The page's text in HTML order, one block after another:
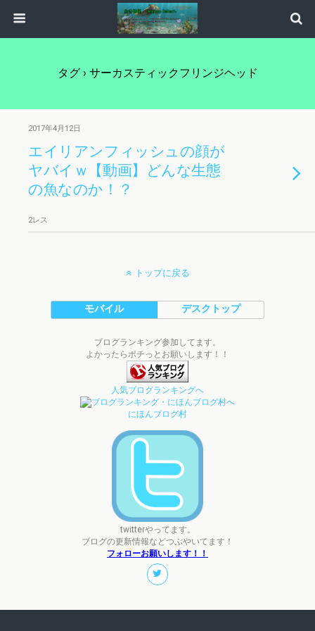
タグ › サーカスティックフリンジヘッド
2017年4月12日
エイリアンフィッシュの顔が
ヤバイｗ【動画】どんな生態
の魚なのか！？
2レス
トップに戻る
モバイル デスクトップ
ブログランキング参加してます。
よかったらポチっとお願いします！！
人気ブログランキングへ
にほんブログ村
twitterやってます。
ブログの更新情報などつぶやいてます！
フォローお願いします！！